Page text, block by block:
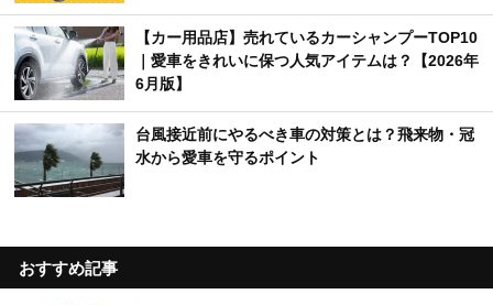
【カー用品店】売れているカーシャンプーTOP10
｜愛車をきれいに保つ人気アイテムは？【2026年
6月版】
台風接近前にやるべき車の対策とは？飛来物・冠
水から愛車を守るポイント
おすすめ記事